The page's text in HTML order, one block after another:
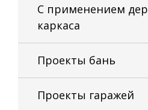
С применением
каркаса
Проекты бань
Проекты гаражей